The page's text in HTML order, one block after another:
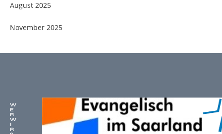
August 2025
November 2025
W
E
R
W
I
R